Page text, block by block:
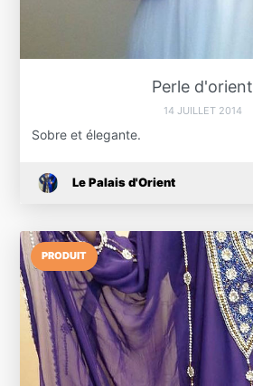
Perle d'orient
14 JUILLET 2014
Sobre et élegante.
Le Palais d'Orient
PRODUIT